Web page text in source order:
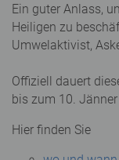
Ein guter Anlass,
Heiligen zu
Umwelaktivist,
Offiziell dauert
bis zum 10.
Hier finden Sie